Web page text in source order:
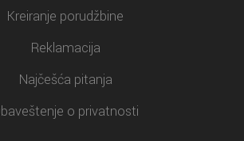
Kreiranje porudžbine
Reklamacija
Najčešća pitanja
o privatnosti